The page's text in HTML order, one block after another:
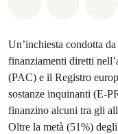
Un’inchiesta condotta
finanziamenti diretti
(PAC) e il Registro
sostanze inquinanti (E-
finanzino alcuni tra gli
Oltre la metà (51%)